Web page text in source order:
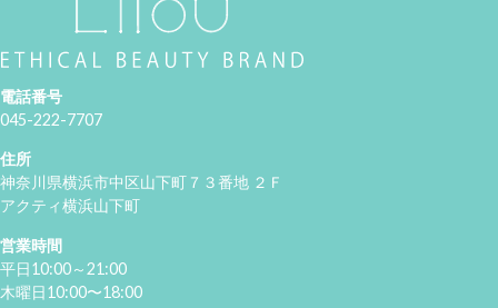
電話番号
045-222-7707
住所
神奈川県横浜市中区山下町７３番地 ２Ｆ
アクティ横浜山下町
営業時間
平日10:00～21:00
木曜日10:00〜18:00